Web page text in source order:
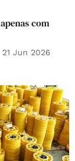
com
21 Jun 2026